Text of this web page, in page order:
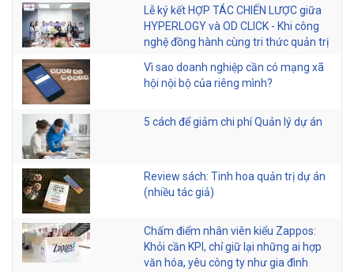
Lễ ký kết HỢP TÁC CHIẾN LƯỢC giữa
HYPERLOGY và OD CLICK - Khi công
nghệ đồng hành cùng tri thức quản trị
Vì sao doanh nghiệp cần có mạng xã
hội nội bộ của riêng mình?
5 cách để giảm chi phí Quản lý dự án
Review sách: Tinh hoa quản trị dự án
(nhiều tác giả)
Chấm điểm nhân viên kiểu Zappos:
Khỏi cần KPI, chỉ giữ lại những ai hợp
văn hóa, yêu công ty như gia đình